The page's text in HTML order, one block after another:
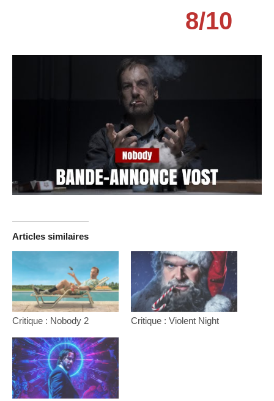
8/10
Articles similaires
Critique : Nobody 2 Critique : Violent Night